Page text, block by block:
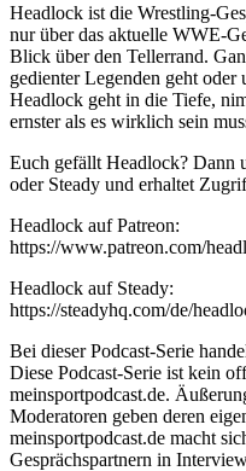
Headlock ist die Wrestling-
nur über das aktuelle WWE-
Blick über den Tellerrand.
gedienter Legenden geht
Headlock geht in die Tiefe,
ernster als es wirklich sein
Euch gefällt Headlock? Dann
oder Steady und erhaltet
Headlock auf Patreon:
https://www.patreon.com/
Headlock auf Steady:
https://steadyhq.com/de/
Bei dieser Podcast-Serie
Diese Podcast-Serie ist kein
meinsportpodcast.de.
Moderatoren geben deren
meinsportpodcast.de macht
Gesprächspartnern in